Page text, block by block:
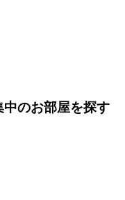
のお部屋を探す